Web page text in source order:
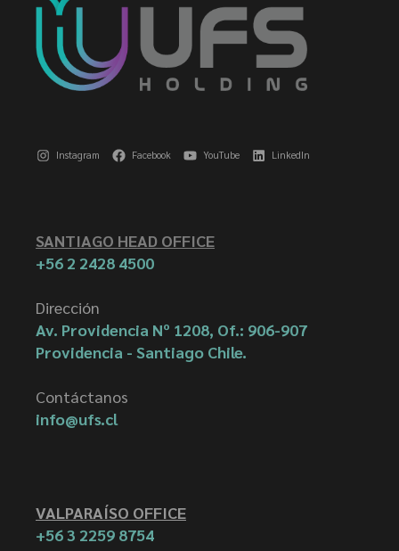
Instagram Facebook YouTube LinkedIn
SANTIAGO HEAD OFFICE
+56 2 2428 4500
Dirección
Av. Providencia Nº 1208, Of.: 906-907
Providencia - Santiago Chile.
Contáctanos
info@ufs.cl
VALPARAÍSO OFFICE
+56 3 2259 8754